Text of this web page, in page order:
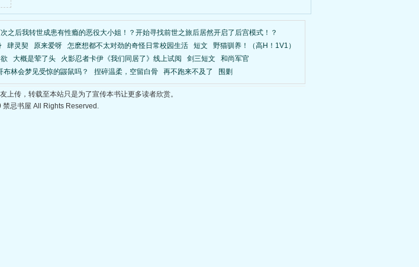
之后我转世成患有性瘾的恶役大小姐！？开始寻找前世之旅后居然开启了后宫模式！？
肆灵契 原来爱呀 怎麽想都不太对劲的奇怪日常校园生活 短文
野猫驯养！（高H！1V1）
大概是荤了头 火影忍者卡伊《我们同居了》线上试阅 剑三短文
和尚军官
布林会梦见受惊的鼹鼠吗？
捏碎温柔，空留白骨 再不跑来不及了 围剿
上传，转载至本站只是为了宣传本书让更多读者欣赏。
忌书屋 All Rights Reserved.